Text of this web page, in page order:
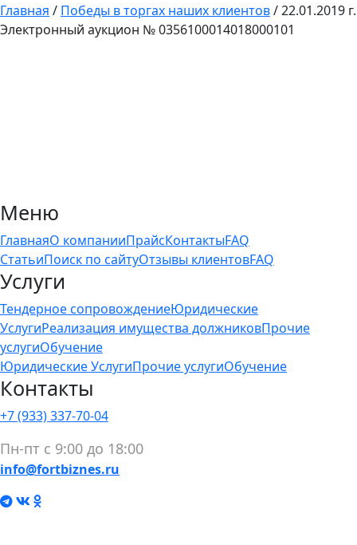
Главная / Победы в торгах наших клиентов/22.01.2019 г.
Электронный аукцион № 0356100014018000101
Меню
ГлавнаяО компанииПрайсКонтактыFAQ
СтатьиПоиск по сайтуОтзывы клиентовFAQ
Услуги
Тендерное сопровождениеЮридические
УслугиРеализация имущества должниковПрочие
услугиОбучение
Юридические УслугиПрочие услугиОбучение
Контакты
+7 (933) 337-70-04
Пн-пт с 9:00 до 18:00
info@fortbiznes.ru